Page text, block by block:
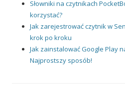
Słowniki na czytnikach
korzystać?
Jak zarejestrować czytnik w
krok po kroku
Jak zainstalować Google Play
Najprostszy sposób!